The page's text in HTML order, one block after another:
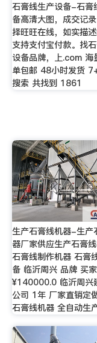
石膏线生产设备-石膏
备高清大图，成交记
择旺旺在线，如实描述
支持支付宝付款。找
设备品牌，上.com 海
单包邮 48小时发货
搜索 共找到 1861
生产石膏线机器-生产
器厂家供应生产石膏
石膏线制作机器 石膏
备 临沂周兴 品牌 买
¥140000.0 临沂周兴
公司 1年 厂家直销定
石膏线机器 全自动生